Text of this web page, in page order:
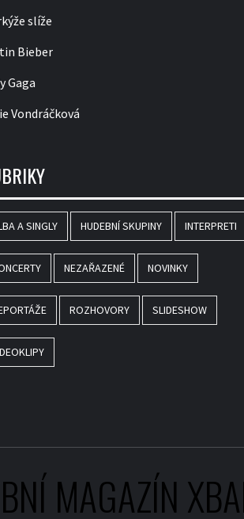
slíže
Bieber
Gaga
Vondráčková
A SINGLY HUDEBNÍ SKUPINY INTERPRETI
NEZAŘAZENÉ NOVINKY
ROZHOVORY SLIDESHOW
MAGAZÍN